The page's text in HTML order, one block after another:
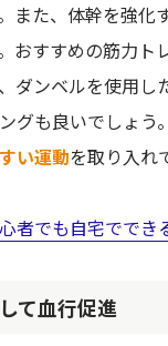
また、体幹を強化
おすすめの筋力ト
ダンベルを使用し
グも良いでしょう
い運動を取り入れ
者でも自宅ででき
て血行促進